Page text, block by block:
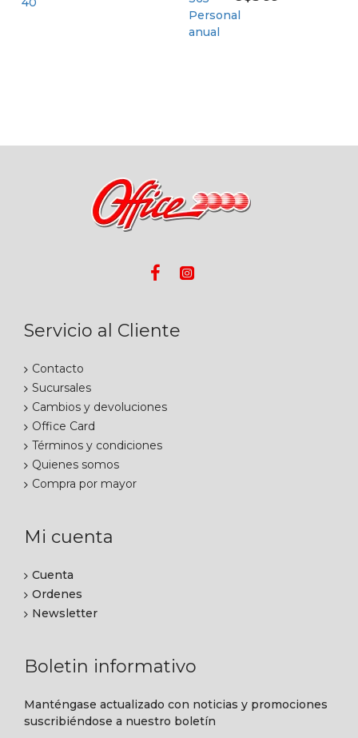
Servicio al Cliente
Contacto
Sucursales
Cambios y devoluciones
Office Card
Términos y condiciones
Quienes somos
Compra por mayor
Mi cuenta
Cuenta
Ordenes
Newsletter
Boletin informativo
Manténgase actualizado con noticias y promociones
suscribiéndose a nuestro boletín